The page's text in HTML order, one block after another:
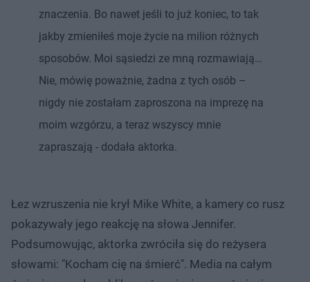
znaczenia. Bo nawet jeśli to już koniec, to tak
jakby zmieniłeś moje życie na milion różnych
sposobów. Moi sąsiedzi ze mną rozmawiają…
Nie, mówię poważnie, żadna z tych osób –
nigdy nie zostałam zaproszona na imprezę na
moim wzgórzu, a teraz wszyscy mnie
zapraszają - dodała aktorka.
Łez wzruszenia nie krył Mike White, a kamery co rusz
pokazywały jego reakcję na słowa Jennifer.
Podsumowując, aktorka zwróciła się do reżysera
słowami: "Kocham cię na śmierć". Media na całym